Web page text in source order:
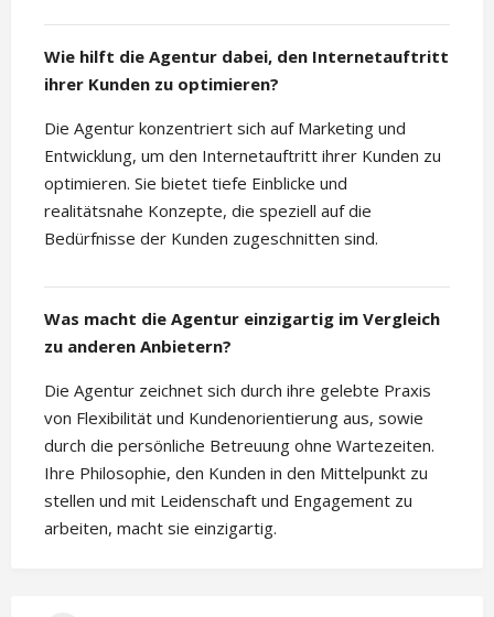
Wie hilft die Agentur dabei, den Internetauftritt
ihrer Kunden zu optimieren?
Die Agentur konzentriert sich auf Marketing und
Entwicklung, um den Internetauftritt ihrer Kunden zu
optimieren. Sie bietet tiefe Einblicke und
realitätsnahe Konzepte, die speziell auf die
Bedürfnisse der Kunden zugeschnitten sind.
Was macht die Agentur einzigartig im Vergleich
zu anderen Anbietern?
Die Agentur zeichnet sich durch ihre gelebte Praxis
von Flexibilität und Kundenorientierung aus, sowie
durch die persönliche Betreuung ohne Wartezeiten.
Ihre Philosophie, den Kunden in den Mittelpunkt zu
stellen und mit Leidenschaft und Engagement zu
arbeiten, macht sie einzigartig.